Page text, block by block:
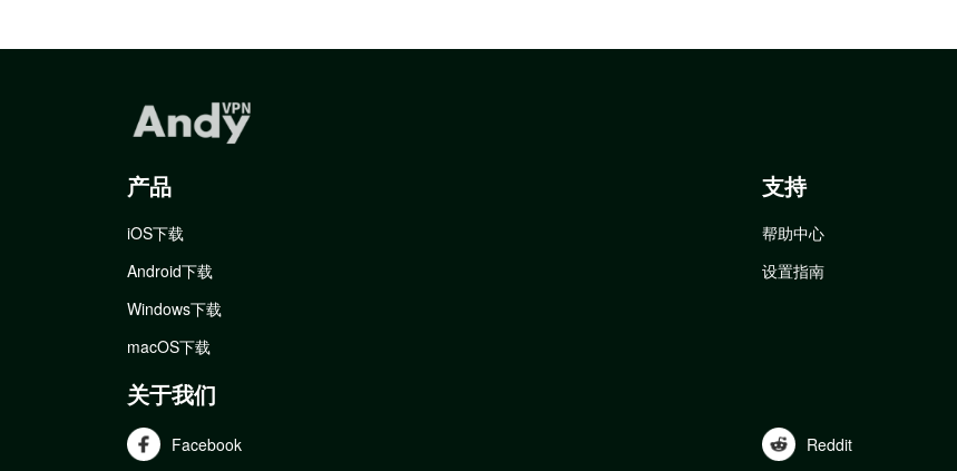
产品
iOS下载
Android下载
Windows下载
macOS下载
支持
帮助中心
设置指南
关于我们
Facebook Reddit